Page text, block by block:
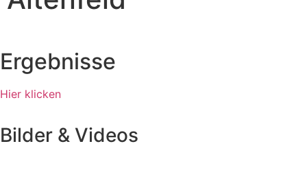
Ergebnisse
Hier klicken
Bilder & Videos